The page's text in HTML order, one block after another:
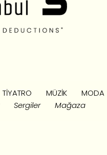
TIYATRO MÜZIK
MODA
Sergiler Mağaza